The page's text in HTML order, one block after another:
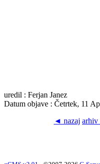
uredil : Ferjan Janez
Datum objave : Četrtek, 11
◄ nazaj arhiv